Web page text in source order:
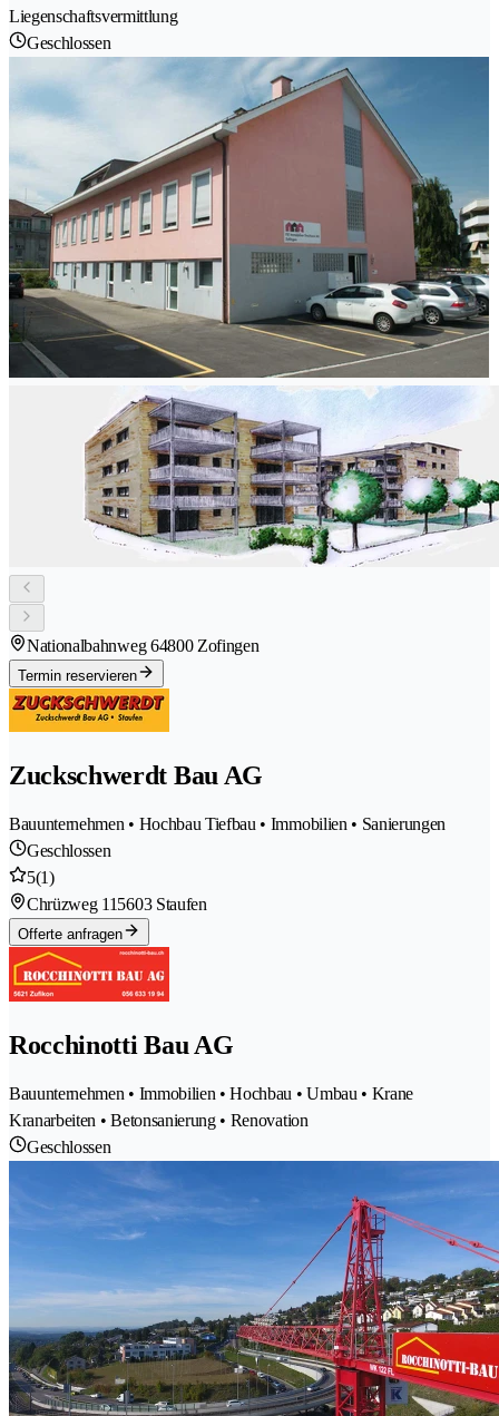
Liegenschaftsvermittlung
Geschlossen
Nationalbahnweg 64800 Zofingen
Termin reservieren
Zuckschwerdt Bau AG
Bauunternehmen • Hochbau Tiefbau • Immobilien • Sanierungen
Geschlossen
5(1)
Chrüzweg 115603 Staufen
Offerte anfragen
Rocchinotti Bau AG
Bauunternehmen • Immobilien • Hochbau • Umbau • Krane
Kranarbeiten • Betonsanierung • Renovation
Geschlossen